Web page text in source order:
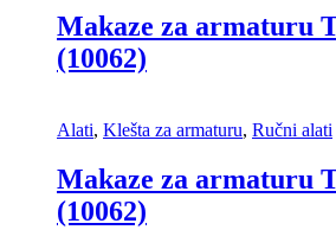
Makaze za armaturu
(10062)
Alati, Klešta za armaturu, Ručni alati
Makaze za armaturu
(10062)